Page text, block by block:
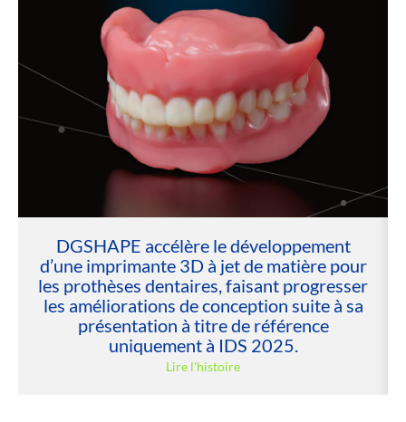
DGSHAPE accélère le développement
d’une imprimante 3D à jet de matière pour
les prothèses dentaires, faisant progresser
les améliorations de conception suite à sa
présentation à titre de référence
uniquement à IDS 2025.
Lire l'histoire